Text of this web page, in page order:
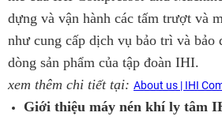
dựng và vận hành các tấm trượt và
như cung cấp dịch vụ bảo trì và bảo
dòng sản phẩm của tập đoàn IHI.
xem thêm chi tiết tại: About us | IHI
Giới thiệu máy nén khí ly tâm